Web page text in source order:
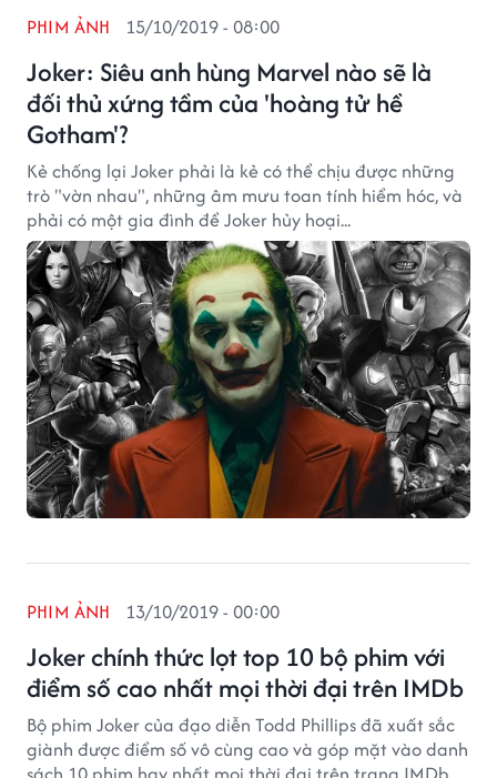
Joker: Siêu anh hùng Marvel nào sẽ là
đối thủ xứng tầm của 'hoàng tử hề
Gotham'?
PHIM ẢNH 15/10/2019 - 08:00
Kẻ chống lại Joker phải là kẻ có thể chịu được những
trò "vờn nhau", những âm mưu toan tính hiểm hóc, và
phải có một gia đình để Joker hủy hoại...
Joker chính thức lọt top 10 bộ phim với
điểm số cao nhất mọi thời đại trên IMDb
PHIM ẢNH 13/10/2019 - 00:00
Bộ phim Joker của đạo diễn Todd Phillips đã xuất sắc
giành được điểm số vô cùng cao và góp mặt vào danh